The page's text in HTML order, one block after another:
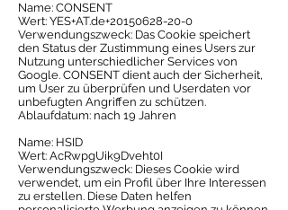
Name: CONSENT
Wert: YES+AT.de+20150628-20-0
Verwendungszweck: Das Cookie speichert
den Status der Zustimmung eines Users zur
Nutzung unterschiedlicher Services von
Google. CONSENT dient auch der Sicherheit,
um User zu überprüfen und Userdaten vor
unbefugten Angriffen zu schützen.
Ablaufdatum: nach 19 Jahren
Name: HSID
Wert: AcRwpgUik9Dveht0I
Verwendungszweck: Dieses Cookie wird
verwendet, um ein Profil über Ihre Interessen
zu erstellen. Diese Daten helfen